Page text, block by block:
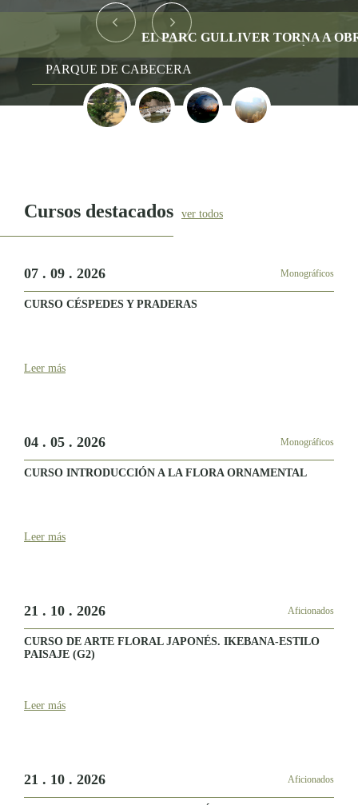
Previous
PARC CENTRAL
Previous
PARQUE DE CABECERA
Previous
JARDÍN DE LAS HESPÉRIDES
Previous
JARDÍN DE MONFORTE
EL PARC GULLIVER TORNA A OBRIR
Cursos destacados ver todos
07 . 09 . 2026 Monográficos
CURSO CÉSPEDES Y PRADERAS
Leer más
04 . 05 . 2026 Monográficos
CURSO INTRODUCCIÓN A LA FLORA ORNAMENTAL
Leer más
21 . 10 . 2026 Aficionados
CURSO DE ARTE FLORAL JAPONÉS. IKEBANA-ESTILO
PAISAJE (G2)
Leer más
21 . 10 . 2026 Aficionados